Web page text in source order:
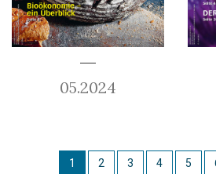
05.2024
1 2 3 4 5